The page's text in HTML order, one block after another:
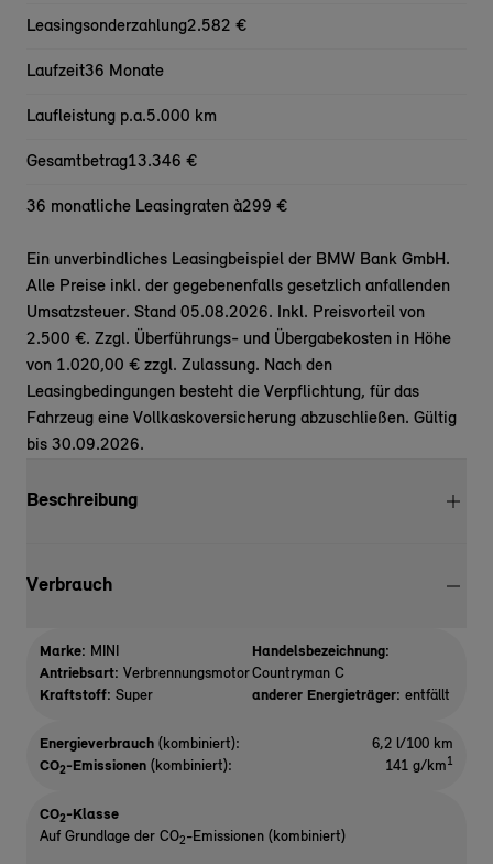
Leasingsonderzahlung2.582 €
Laufzeit36 Monate
Laufleistung p.a.5.000 km
Gesamtbetrag13.346 €
36 monatliche Leasingraten à299 €
Ein unverbindliches Leasingbeispiel der BMW Bank GmbH.
Alle Preise inkl. der gegebenenfalls gesetzlich anfallenden
Umsatzsteuer. Stand 05.08.2026. Inkl. Preisvorteil von
2.500 €. Zzgl. Überführungs- und Übergabekosten in Höhe
von 1.020,00 € zzgl. Zulassung. Nach den
Leasingbedingungen besteht die Verpflichtung, für das
Fahrzeug eine Vollkaskoversicherung abzuschließen. Gültig
bis 30.09.2026.
Beschreibung
Verbrauch
Marke: MINI
Antriebsart: Verbrennungsmotor
Kraftstoff: Super
Handelsbezeichnung:
Countryman C
anderer Energieträger: entfällt
Energieverbrauch (kombiniert):
6,2 l/100 km
CO2-Emissionen (kombiniert): 141 g/km1
CO2-Klasse
Auf Grundlage der CO2-Emissionen (kombiniert)